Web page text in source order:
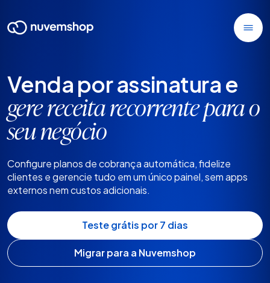
Venda por assinatura e
gere receita recorrente para o
seu negócio
Configure planos de cobrança automática, fidelize
clientes e gerencie tudo em um único painel, sem apps
externos nem custos adicionais.
Teste grátis por 7 dias
Migrar para a Nuvemshop